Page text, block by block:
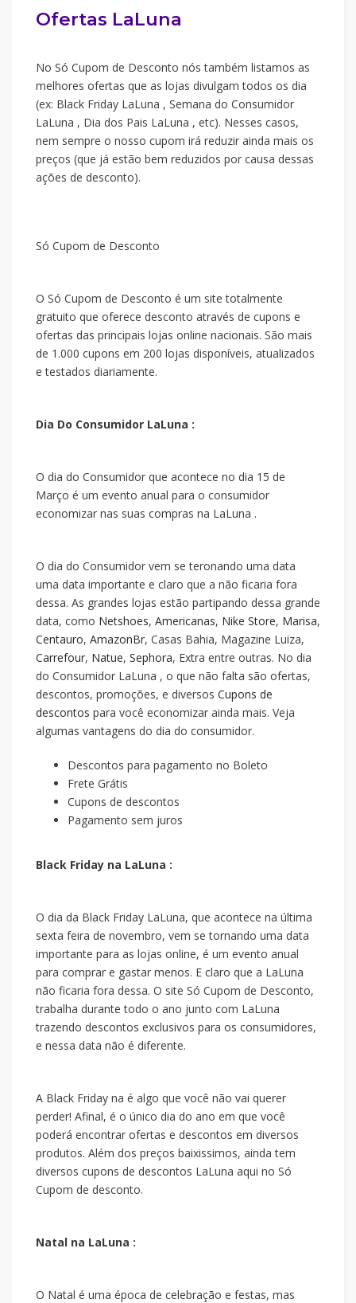
Ofertas LaLuna
No Só Cupom de Desconto nós também listamos as
melhores ofertas que as lojas divulgam todos os dia
(ex: Black Friday LaLuna , Semana do Consumidor
LaLuna , Dia dos Pais LaLuna , etc). Nesses casos,
nem sempre o nosso cupom irá reduzir ainda mais os
preços (que já estão bem reduzidos por causa dessas
ações de desconto).
Só Cupom de Desconto
O Só Cupom de Desconto é um site totalmente
gratuito que oferece desconto através de cupons e
ofertas das principais lojas online nacionais. São mais
de 1.000 cupons em 200 lojas disponíveis, atualizados
e testados diariamente.
Dia Do Consumidor LaLuna :
O dia do Consumidor que acontece no dia 15 de
Março é um evento anual para o consumidor
economizar nas suas compras na LaLuna .
O dia do Consumidor vem se teronando uma data
uma data importante e claro que a não ficaria fora
dessa. As grandes lojas estão partipando dessa grande
data, como Netshoes, Americanas, Nike Store, Marisa,
Centauro, AmazonBr, Casas Bahia, Magazine Luiza,
Carrefour, Natue, Sephora, Extra entre outras. No dia
do Consumidor LaLuna , o que não falta são ofertas,
descontos, promoções, e diversos Cupons de
descontos para você economizar ainda mais. Veja
algumas vantagens do dia do consumidor.
Descontos para pagamento no Boleto
Frete Grátis
Cupons de descontos
Pagamento sem juros
Black Friday na LaLuna :
O dia da Black Friday LaLuna, que acontece na última
sexta feira de novembro, vem se tornando uma data
importante para as lojas online, é um evento anual
para comprar e gastar menos. E claro que a LaLuna
não ficaria fora dessa. O site Só Cupom de Desconto,
trabalha durante todo o ano junto com LaLuna
trazendo descontos exclusivos para os consumidores,
e nessa data não é diferente.
A Black Friday na é algo que você não vai querer
perder! Afinal, é o único dia do ano em que você
poderá encontrar ofertas e descontos em diversos
produtos. Além dos preços baixissimos, ainda tem
diversos cupons de descontos LaLuna aqui no Só
Cupom de desconto.
Natal na LaLuna :
O Natal é uma época de celebração e festas, mas